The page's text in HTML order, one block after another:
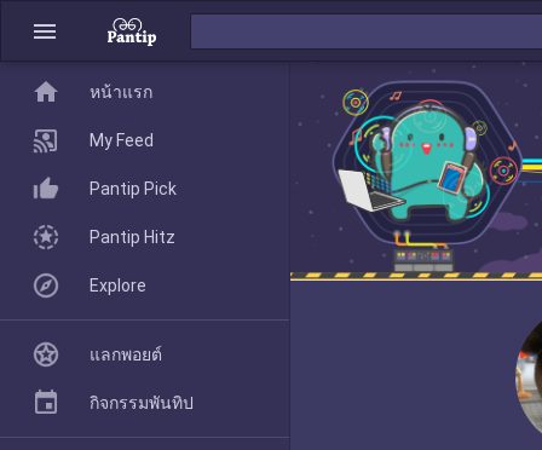
menu
home
Pantip Pick
home หน้าแรก
My Feed
Pantip Pick
Pantip Hitz
Explore
แลกพอยต์
กิจกรรมพันทิป